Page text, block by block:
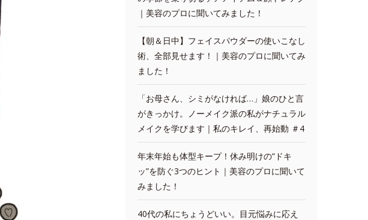
｜美容のプロに聞いてみました！
【朝＆日中】フェイスパウダーの使いこなし
術、全部見せます！｜美容のプロに聞いてみ
ました！
「お母さん、シミがなければ…」娘のひと言
がきっかけ。ノーメイク派の私がナチュラル
メイクを学びます｜私のキレイ、再始動 ＃4
年末年始も体型キープ！休み明けの“ドキ
ッ”を防ぐ3つのヒント｜美容のプロに聞いて
みました！
40代の私にちょうどいい。目元悩みに応え